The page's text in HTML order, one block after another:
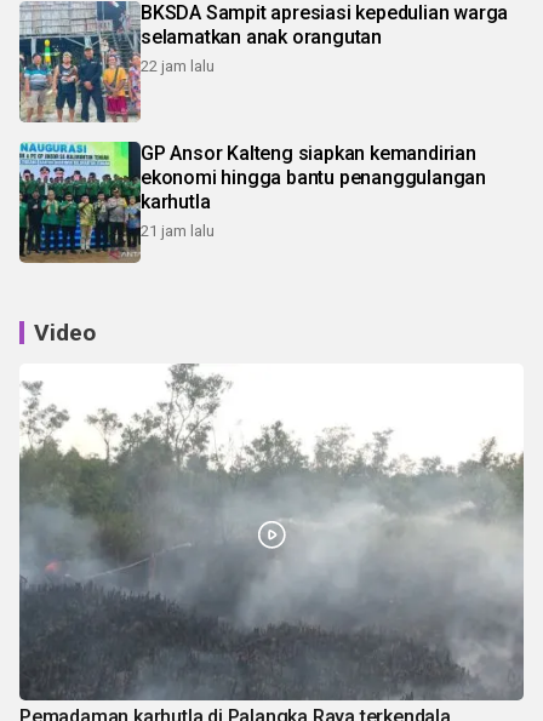
BKSDA Sampit apresiasi kepedulian warga
selamatkan anak orangutan
22 jam lalu
GP Ansor Kalteng siapkan kemandirian
ekonomi hingga bantu penanggulangan
karhutla
21 jam lalu
Video